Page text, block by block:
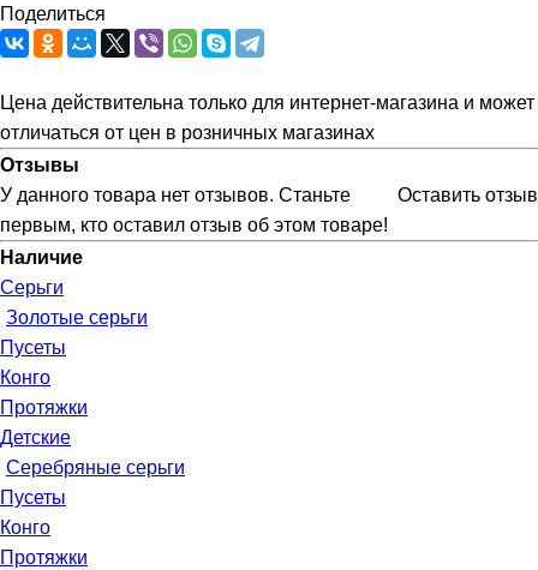
Поделиться
Цена действительна только для интернет-магазина и может
отличаться от цен в розничных магазинах
Отзывы
Оставить отзыв
У данного товара нет отзывов. Станьте
первым, кто оставил отзыв об этом товаре!
Наличие
Серьги
Золотые серьги
Пусеты
Конго
Протяжки
Детские
Серебряные серьги
Пусеты
Конго
Протяжки